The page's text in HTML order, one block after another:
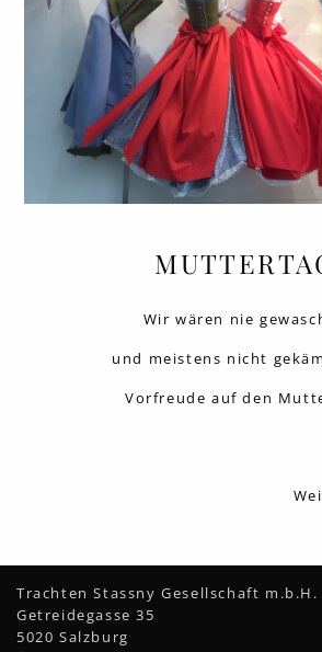
Wir wären nie
und meistens nicht
Vorfreude auf den
Trachten Stassny Gesellschaft m.b.H.
Getreidegasse 35
5020 Salzburg